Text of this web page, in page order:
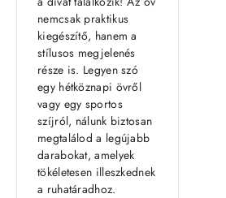
nemcsak praktikus
kiegészítő, hanem a
stílusos megjelenés
része is. Legyen szó
egy hétköznapi övről
vagy egy sportos
szíjról, nálunk biztosan
megtalálod a legújabb
darabokat, amelyek
tökéletesen illeszkednek
a ruhatáradhoz.